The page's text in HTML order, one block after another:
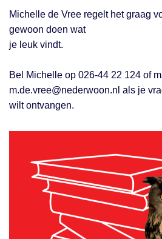
Michelle de Vree regelt het graag
gewoon doen wat
je leuk vindt.
Bel Michelle op 026-44 22 124 of
m.de.vree@nederwoon.nl als je
wilt ontvangen.